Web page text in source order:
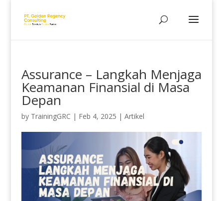
Assurance – Langkah Menjaga
Keamanan Finansial di Masa
Depan
by TrainingGRC | Feb 4, 2025 | Artikel